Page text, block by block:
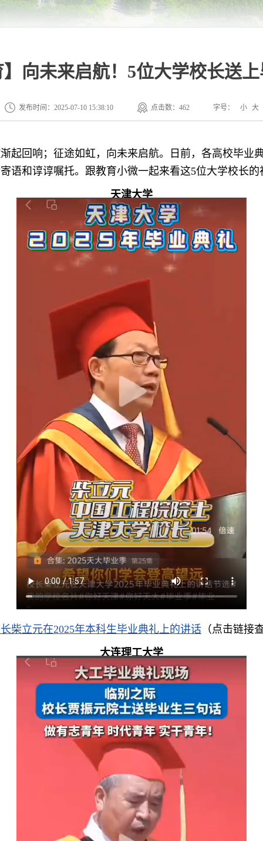
】向未来启航！5位大学校长送
发布时间：2025-07-10 15:38:10 点击数： 462 字号： 小 大
起回响；征途如虹，向未来启航。日前，各高校毕业
语和谆谆嘱托。跟教育小微一起来看这5位大学校长
天津大学
柴立元在2025年本科生毕业典礼上的讲话 （点击链接
大连理工大学